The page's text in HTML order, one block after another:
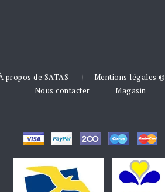
propos de SATAS Mentions légales ©
Nous contacter
Magasin